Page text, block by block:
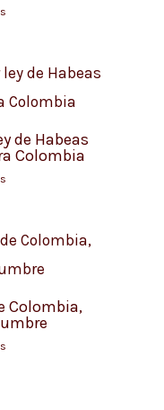
de Habeas
Colombia
Colombia,